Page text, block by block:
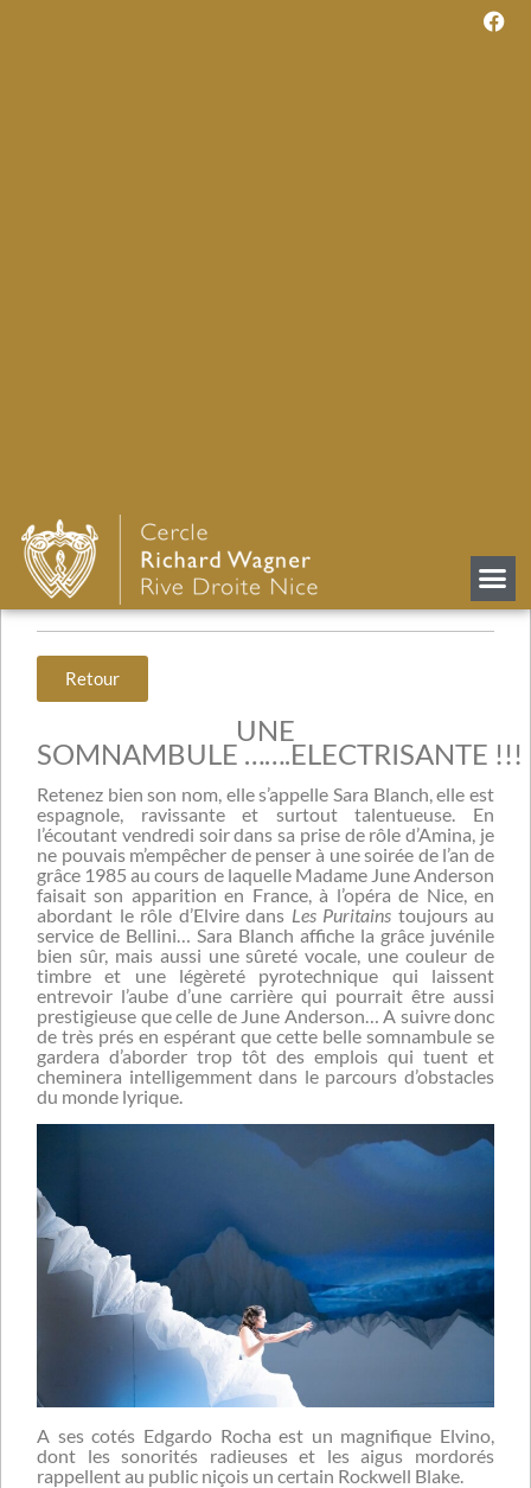
LA SONNAMBULA A
L’OPERA DE NICE
Retour
UNE
SOMNAMBULE …….ELECTRISANTE !!!
Retenez bien son nom, elle s’appelle Sara Blanch, elle est
espagnole, ravissante et surtout talentueuse. En
l’écoutant vendredi soir dans sa prise de rôle d’Amina, je
ne pouvais m’empêcher de penser à une soirée de l’an de
grâce 1985 au cours de laquelle Madame June Anderson
faisait son apparition en France, à l’opéra de Nice, en
abordant le rôle d’Elvire dans Les Puritains toujours au
service de Bellini… Sara Blanch affiche la grâce juvénile
bien sûr, mais aussi une sûreté vocale, une couleur de
timbre et une légèreté pyrotechnique qui laissent
entrevoir l’aube d’une carrière qui pourrait être aussi
prestigieuse que celle de June Anderson… A suivre donc
de très prés en espérant que cette belle somnambule se
gardera d’aborder trop tôt des emplois qui tuent et
cheminera intelligemment dans le parcours d’obstacles
du monde lyrique.
A ses cotés Edgardo Rocha est un magnifique Elvino,
dont les sonorités radieuses et les aigus mordorés
rappellent au public niçois un certain Rockwell Blake.